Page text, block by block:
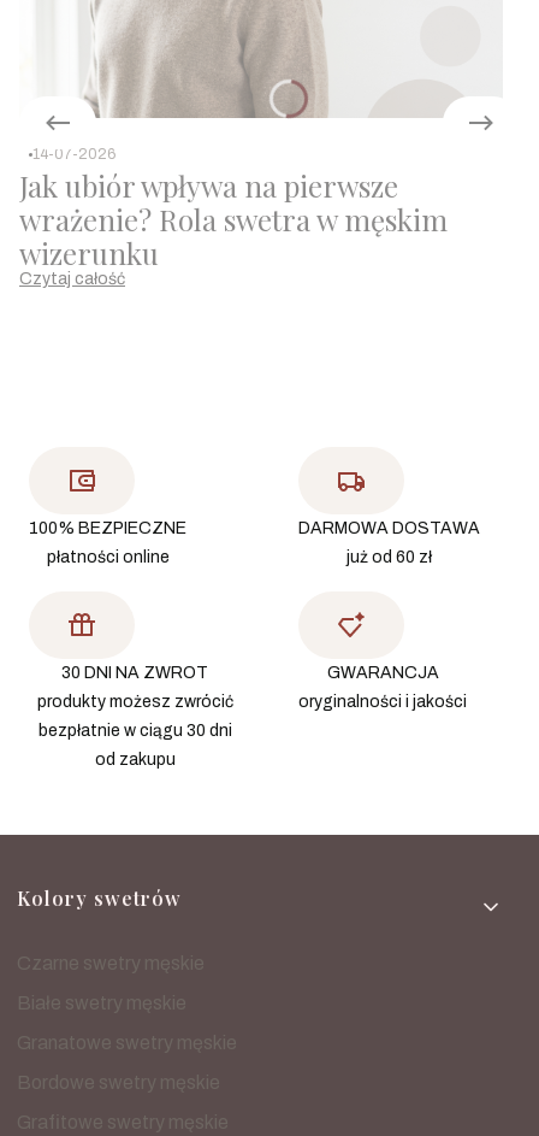
14-07-2026
Jak ubiór wpływa na pierwsze
wrażenie? Rola swetra w męskim
wizerunku
Czytaj całość
100% BEZPIECZNE
płatności online
DARMOWA DOSTAWA
już od 60 zł
30 DNI NA ZWROT
produkty możesz zwrócić
bezpłatnie w ciągu 30 dni
od zakupu
GWARANCJA
oryginalności i jakości
Linki w stopce
Kolory swetrów
Czarne swetry męskie
Białe swetry męskie
Granatowe swetry męskie
Bordowe swetry męskie
Grafitowe swetry męskie